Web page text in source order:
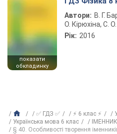
показати
обкладинку
Автори: В. Г.
О. Кірюхіна, С.
Рік: 2016
✅ ГДЗ ✅ ⚡ 6 клас ⚡
Українська мова 6 клас
ІМЕННИК
§ 40. Особливості творення